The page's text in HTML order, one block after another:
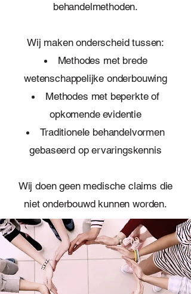
behandelmethoden.
Wij maken onderscheid tussen:
Methodes met brede
wetenschappelijke onderbouwing
Methodes met beperkte of
opkomende evidentie
Traditionele behandelvormen
gebaseerd op ervaringskennis
Wij doen geen medische claims die
niet onderbouwd kunnen worden.